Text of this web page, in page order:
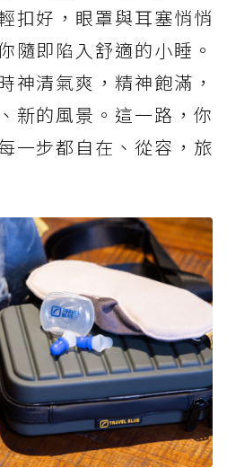
扣好，眼罩與耳塞悄悄
隨即陷入舒適的小睡。
神清氣爽，精神飽滿，
新的風景。這一路，你
一步都自在、從容，旅